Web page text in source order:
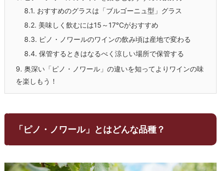
8.1. おすすめのグラスは「ブルゴーニュ型」グラス
8.2. 美味しく飲むには15～17℃がおすすめ
8.3. ピノ・ノワールのワインの飲み頃は産地で変わる
8.4. 保管するときはなるべく涼しい場所で保管する
9. 奥深い「ピノ・ノワール」の違いを知ってよりワインの味
を楽しもう！
「ピノ・ノワール」とはどんな品種？